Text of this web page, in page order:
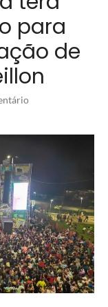
para
de